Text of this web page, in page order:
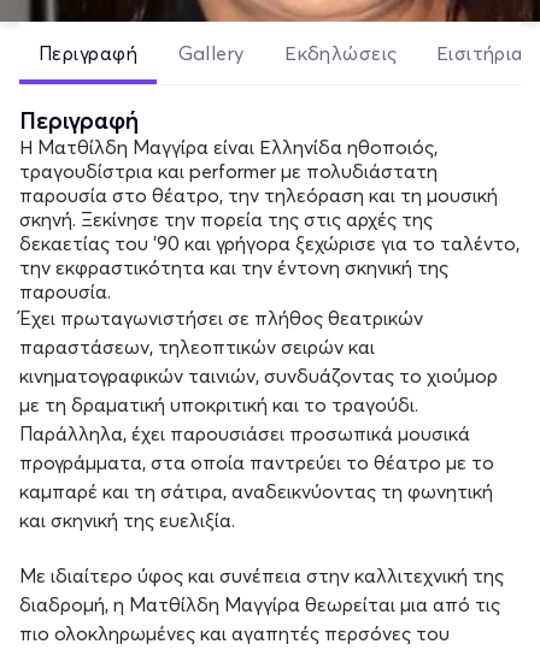
Περιγραφή Gallery Εκδηλώσεις Εισιτήρια
Περιγραφή
Η Ματθίλδη Μαγγίρα είναι Ελληνίδα ηθοποιός,
τραγουδίστρια και performer με πολυδιάστατη
παρουσία στο θέατρο, την τηλεόραση και τη μουσική
σκηνή. Ξεκίνησε την πορεία της στις αρχές της
δεκαετίας του ’90 και γρήγορα ξεχώρισε για το ταλέντο,
την εκφραστικότητα και την έντονη σκηνική της
παρουσία.
Έχει πρωταγωνιστήσει σε πλήθος θεατρικών
παραστάσεων, τηλεοπτικών σειρών και
κινηματογραφικών ταινιών, συνδυάζοντας το χιούμορ
με τη δραματική υποκριτική και το τραγούδι.
Παράλληλα, έχει παρουσιάσει προσωπικά μουσικά
προγράμματα, στα οποία παντρεύει το θέατρο με το
καμπαρέ και τη σάτιρα, αναδεικνύοντας τη φωνητική
και σκηνική της ευελιξία.
Με ιδιαίτερο ύφος και συνέπεια στην καλλιτεχνική της
διαδρομή, η Ματθίλδη Μαγγίρα θεωρείται μια από τις
πιο ολοκληρωμένες και αγαπητές περσόνες του